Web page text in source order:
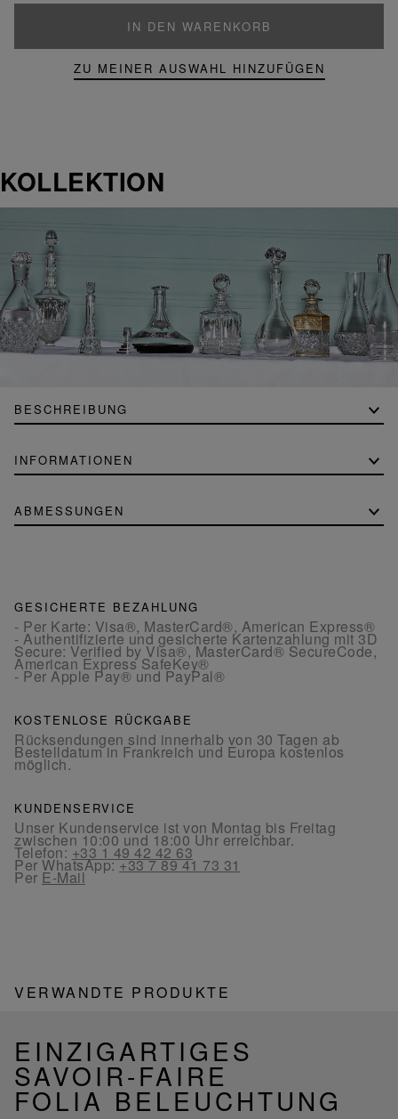
IN DEN WARENKORB
ZU MEINER AUSWAHL HINZUFÜGEN
KOLLEKTION
BESCHREIBUNG
INFORMATIONEN
ABMESSUNGEN
GESICHERTE BEZAHLUNG
- Per Karte: Visa®, MasterCard®, American Express®
- Authentifizierte und gesicherte Kartenzahlung mit 3D
Secure: Verified by Visa®, MasterCard® SecureCode,
American Express SafeKey®
- Per Apple Pay® und PayPal®
KOSTENLOSE RÜCKGABE
Rücksendungen sind innerhalb von 30 Tagen ab
Bestelldatum in Frankreich und Europa kostenlos
möglich.
KUNDENSERVICE
Unser Kundenservice ist von Montag bis Freitag
zwischen 10:00 und 18:00 Uhr erreichbar.
Telefon:+33 1 49 42 42 63
Per WhatsApp:+33 7 89 41 73 31
Per E-Mail
VERWANDTE PRODUKTE
EINZIGARTIGES
SAVOIR-FAIRE
FOLIA BELEUCHTUNG